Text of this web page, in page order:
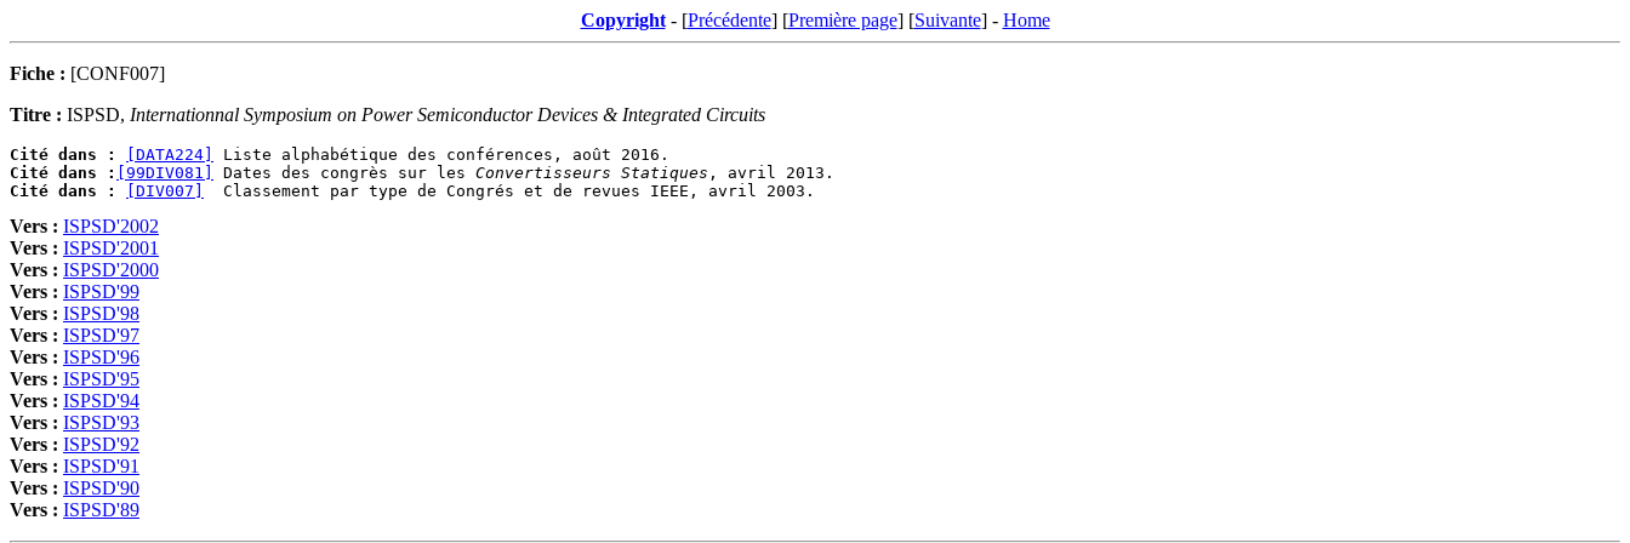
Copyright- [Précédente] [Première page] [Suivante] - Home
Fiche : [CONF007]
Titre : ISPSD, Internationnal Symposium on Power Semiconductor Devices & Integrated Circuits
Cité dans : [DATA224]
Cité dans :
[99DIV081] Dates des congrès sur les Convertisseurs Statiques
Cité dans :
[DIV007]
Vers : ISPSD'2002
Vers : ISPSD'2001
Vers : ISPSD'2000
Vers : ISPSD'99
Vers : ISPSD'98
Vers : ISPSD'97
Vers : ISPSD'96
Vers : ISPSD'95
Vers : ISPSD'94
Vers : ISPSD'93
Vers : ISPSD'92
Vers : ISPSD'91
Vers : ISPSD'90
Vers : ISPSD'89